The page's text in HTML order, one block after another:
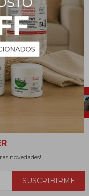
novedades!
SUSCRIBIRME